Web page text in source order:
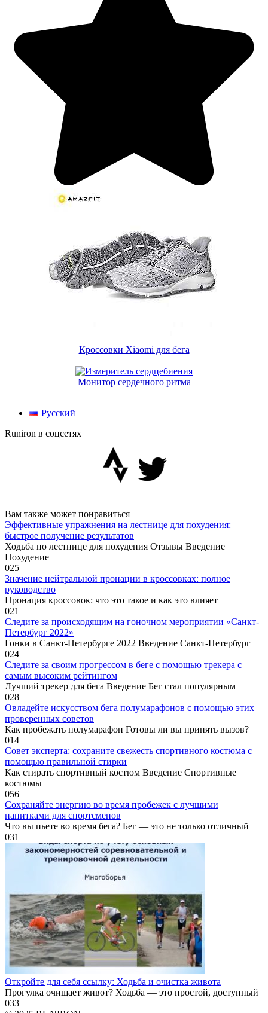
Кроссовки Xiaomi для бега
Монитор сердечного ритма
Русский
Runiron в соцсетях
Вам также может понравиться
Эффективные упражнения на лестнице для похудения:
быстрое получение результатов
Ходьба по лестнице для похудения Отзывы Введение
Похудение
025
Значение нейтральной пронации в кроссовках: полное
руководство
Пронация кроссовок: что это такое и как это влияет
021
Следите за происходящим на гоночном мероприятии «Санкт-
Петербург 2022»
Гонки в Санкт-Петербурге 2022 Введение Санкт-Петербург
024
Следите за своим прогрессом в беге с помощью трекера с
самым высоким рейтингом
Лучший трекер для бега Введение Бег стал популярным
028
Овладейте искусством бега полумарафонов с помощью этих
проверенных советов
Как пробежать полумарафон Готовы ли вы принять вызов?
014
Совет эксперта: сохраните свежесть спортивного костюма с
помощью правильной стирки
Как стирать спортивный костюм Введение Спортивные
костюмы
056
Сохраняйте энергию во время пробежек с лучшими
напитками для спортсменов
Что вы пьете во время бега? Бег — это не только отличный
031
Откройте для себя ссылку: Ходьба и очистка живота
Прогулка очищает живот? Ходьба — это простой, доступный
033